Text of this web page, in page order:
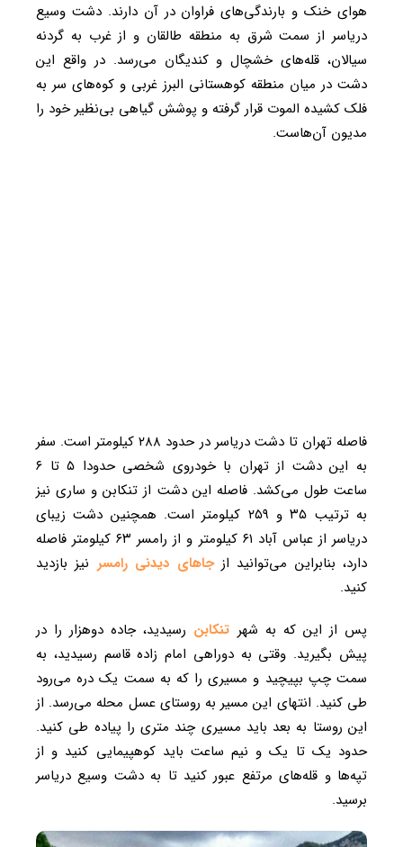
هوای خنک و بارندگی‌های فراوان در آن دارند. دشت وسیع
دریاسر از سمت شرق به منطقه طالقان و از غرب به گردنه
سیالان، قله‌های خشچال و کندیگان می‌رسد. در واقع این
دشت در میان منطقه کوهستانی البرز غربی و کوه‌های سر به
فلک کشیده الموت قرار گرفته و پوشش گیاهی بی‌نظیر خود را
مدیون آن‌هاست.
فاصله تهران تا دشت دریاسر در حدود ۲۸۸ کیلومتر است. سفر
به این دشت از تهران با خودروی شخصی حدودا ۵ تا ۶
ساعت طول می‌کشد. فاصله این دشت از تنکابن و ساری نیز
به ترتیب ۳۵ و ۲۵۹ کیلومتر است. همچنین دشت زیبای
دریاسر از عباس آباد ۶۱ کیلومتر و از رامسر ۶۳ کیلومتر فاصله
دارد، بنابراین می‌توانید ازجاهای دیدنی رامسر نیز بازدید
کنید.
پس از این که به شهر تنکابن رسیدید، جاده دوهزار را در
پیش بگیرید. وقتی به دوراهی امام زاده قاسم رسیدید، به
سمت چپ بپیچید و مسیری را که به سمت یک دره می‌رود
طی کنید. انتهای این مسیر به روستای عسل محله می‌رسد. از
این روستا به بعد باید مسیری چند متری را پیاده طی کنید.
حدود یک تا یک و نیم ساعت باید کوهپیمایی کنید و از
تپه‌ها و قله‌های مرتفع عبور کنید تا به دشت وسیع دریاسر
برسید.